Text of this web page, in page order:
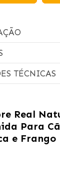
TÉCNICAS
Real
Para
e Frango